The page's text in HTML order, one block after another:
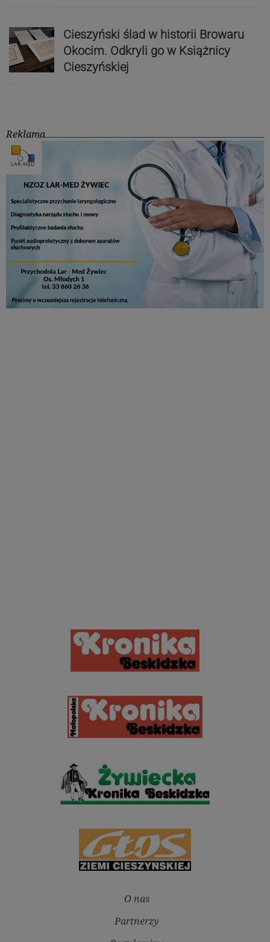
Cieszyński ślad w historii Browaru
Okocim. Odkryli go w Książnicy
Cieszyńskiej
Reklama
O nas
Partnerzy